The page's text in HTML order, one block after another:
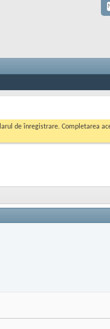
de înregistrare. Completarea